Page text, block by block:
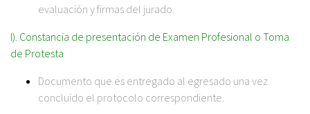
evaluación y firmas del jurado.
I). Constancia de presentación de Examen Profesional o Toma
de Protesta
Documento que es entregado al egresado una vez
concluido el protocolo correspondiente.